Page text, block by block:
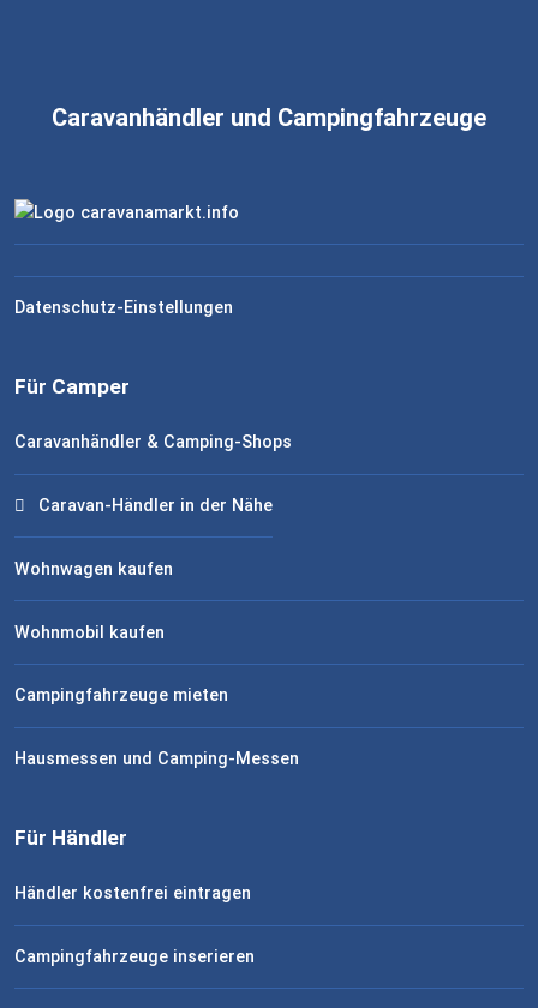
Caravanhändler und Campingfahrzeuge
Datenschutz-Einstellungen
Für Camper
Caravanhändler & Camping-Shops
Caravan-Händler in der Nähe
Wohnwagen kaufen
Wohnmobil kaufen
Campingfahrzeuge mieten
Hausmessen und Camping-Messen
Für Händler
Händler kostenfrei eintragen
Campingfahrzeuge inserieren